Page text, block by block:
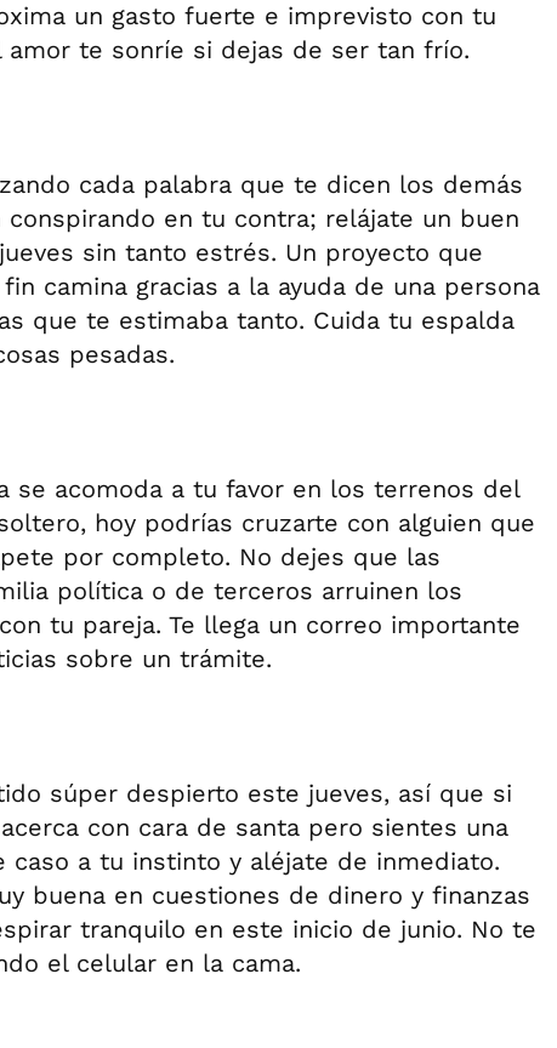
un gasto fuerte e imprevisto con tu
amor te sonríe si dejas de ser tan frío.
cada palabra que te dicen los demás
conspirando en tu contra; relájate un buen
sin tanto estrés. Un proyecto que
camina gracias a la ayuda de una persona
que te estimaba tanto. Cuida tu espalda
pesadas.
se acomoda a tu favor en los terrenos del
hoy podrías cruzarte con alguien que
por completo. No dejes que las
política o de terceros arruinen los
tu pareja. Te llega un correo importante
sobre un trámite.
súper despierto este jueves, así que si
con cara de santa pero sientes una
caso a tu instinto y aléjate de inmediato.
buena en cuestiones de dinero y finanzas
tranquilo en este inicio de junio. No te
el celular en la cama.